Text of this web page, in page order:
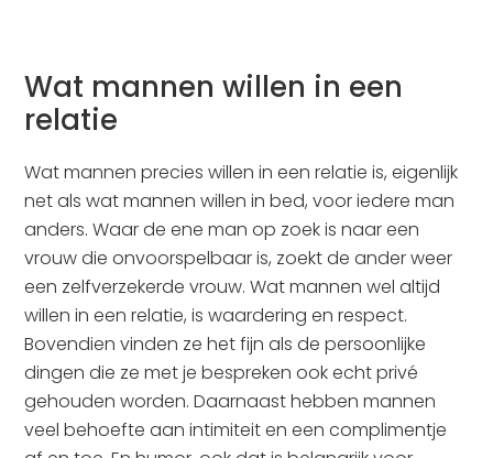
Wat mannen willen in een
relatie
Wat mannen precies willen in een relatie is, eigenlijk
net als wat mannen willen in bed, voor iedere man
anders. Waar de ene man op zoek is naar een
vrouw die onvoorspelbaar is, zoekt de ander weer
een zelfverzekerde vrouw. Wat mannen wel altijd
willen in een relatie, is waardering en respect.
Bovendien vinden ze het fijn als de persoonlijke
dingen die ze met je bespreken ook echt privé
gehouden worden. Daarnaast hebben mannen
veel behoefte aan intimiteit en een complimentje